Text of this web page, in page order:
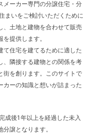
メーカー専門の分譲住宅・分
まいをご検討いただくために
、土地と建物を合わせて販売
提供します。
て住宅を建てるために適した
、隣接する建物との関係を考
街を創ります。このサイトで
カーの知識と想いが詰まった
成後1年以上を経過した未入
譲となります。